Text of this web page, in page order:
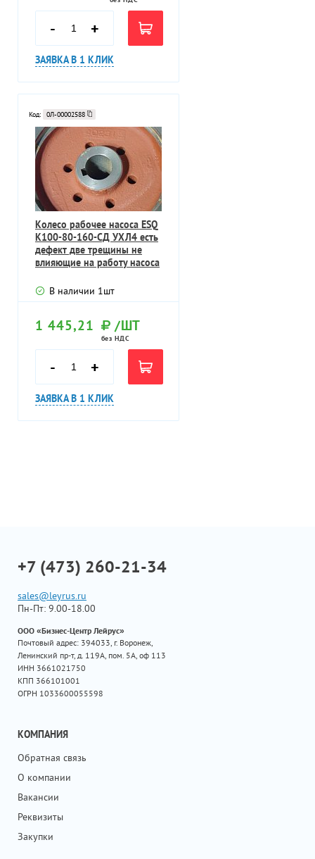
- +
ЗАЯВКА В 1 КЛИК
Код: 0Л-00002588
Колесо рабочее насоса ESQ
К100-80-160-СД УХЛ4 есть
дефект две трещины не
влияющие на работу насоса
В наличии 1шт
1 445,21 /ШТ
без НДС
- +
ЗАЯВКА В 1 КЛИК
+7 (473) 260-21-34
sales@leyrus.ru
Пн-Пт: 9.00-18.00
ООО «Бизнес-Центр Лейрус»
Почтовый адрес: 394033, г. Воронеж,
Ленинский пр-т, д. 119А, пом. 5А, оф 113
ИНН 3661021750
КПП 366101001
ОГРН 1033600055598
КОМПАНИЯ
Обратная связь
О компании
Вакансии
Реквизиты
Закупки